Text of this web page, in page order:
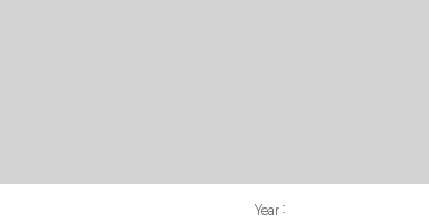
진횐
Year :